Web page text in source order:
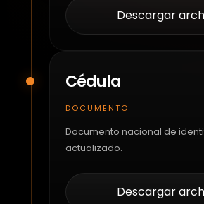
Descargar
Cédula
DOCUMENTO
Documento nacional de
actualizado.
Descargar